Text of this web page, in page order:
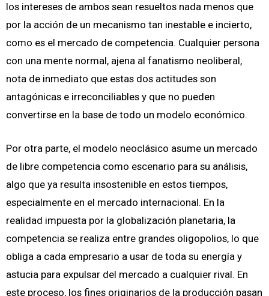
los intereses de ambos sean resueltos nada menos que
por la acción de un mecanismo tan inestable e incierto,
como es el mercado de competencia. Cualquier persona
con una mente normal, ajena al fanatismo neoliberal,
nota de inmediato que estas dos actitudes son
antagónicas e irreconciliables y que no pueden
convertirse en la base de todo un modelo económico.
Por otra parte, el modelo neoclásico asume un mercado
de libre competencia como escenario para su análisis,
algo que ya resulta insostenible en estos tiempos,
especialmente en el mercado internacional. En la
realidad impuesta por la globalización planetaria, la
competencia se realiza entre grandes oligopolios, lo que
obliga a cada empresario a usar de toda su energía y
astucia para expulsar del mercado a cualquier rival. En
este proceso, los fines originarios de la producción pasan